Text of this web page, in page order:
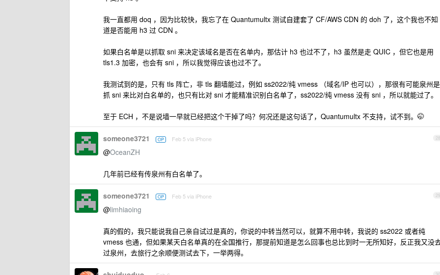
我一直都用 doq ，因为比较快，我忘了在 Quantumultx 测试自建套了 CF/AWS CDN 的 doh 了，这个我也不知
道是否能用 h3 过 CDN 。
如果白名单是以抓取 sni 来决定该域名是否在名单内，那估计 h3 也过不了，h3 虽然是走 QUIC ，但它也是用
tls1.3 加密，也会有 sni ，所以我觉得应该也过不了。
我测试到的是，只有 tls 阵亡，非 tls 翻墙能过，例如 ss2022/纯 vmess （域名/IP 也可以），那很有可能泉州是
抓 sni 来比对白名单的，也只有比对 sni 才能精准识别白名单了，ss2022/纯 vmess 没有 sni ，所以就能过了。
至于 ECH ，不是说墙一早就已经把这个干掉了吗？何况还是这句话了，Quantumultx 不支持，试不到。🤭
28
someone3721 OP Feb 5 via iPhone
@OceanZH
几年前已经有传泉州有白名单了。
29
someone3721 OP Feb 5 via iPhone
@limhiaoing
真的假的，我只能说我自己亲自试过是真的，你说的中转当然可以，就算不用中转，我说的 ss2022 或者纯
vmess 也通，但如果某天白名单真的在全国推行，那提前知道是怎么回事也总比到时一无所知好，反正我又没
过泉州，去旅行之余顺便测试去下，一举两得。